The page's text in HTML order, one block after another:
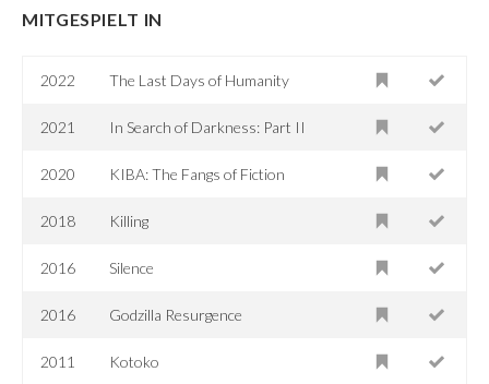
MITGESPIELT IN
2022 The Last Days of Humanity
2021 In Search of Darkness: Part II
2020 KIBA: The Fangs of Fiction
2018 Killing
2016 Silence
2016 Godzilla Resurgence
2011 Kotoko